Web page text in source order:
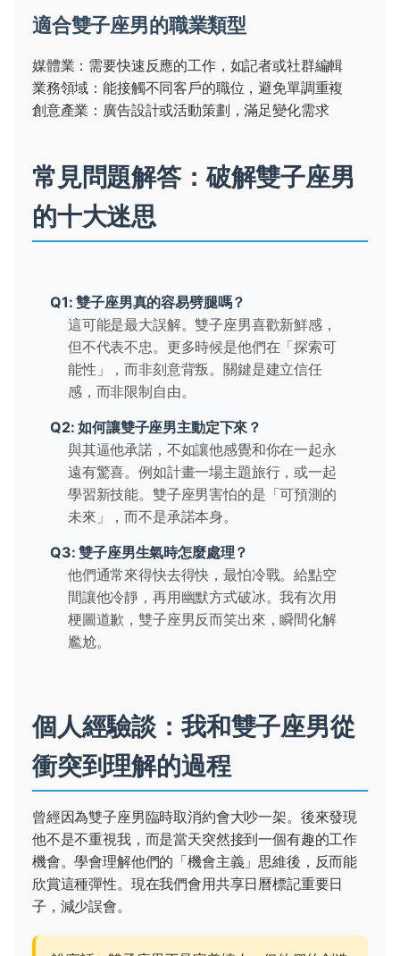
適合雙子座男的職業類型
媒體業：需要快速反應的工作，如記者或社群編輯
業務領域：能接觸不同客戶的職位，避免單調重複
創意產業：廣告設計或活動策劃，滿足變化需求
常見問題解答：破解雙子座男
的十大迷思
Q1: 雙子座男真的容易劈腿嗎？
這可能是最大誤解。雙子座男喜歡新鮮感，
但不代表不忠。更多時候是他們在「探索可
能性」，而非刻意背叛。關鍵是建立信任
感，而非限制自由。
Q2: 如何讓雙子座男主動定下來？
與其逼他承諾，不如讓他感覺和你在一起永
遠有驚喜。例如計畫一場主題旅行，或一起
學習新技能。雙子座男害怕的是「可預測的
未來」，而不是承諾本身。
Q3: 雙子座男生氣時怎麼處理？
他們通常來得快去得快，最怕冷戰。給點空
間讓他冷靜，再用幽默方式破冰。我有次用
梗圖道歉，雙子座男反而笑出來，瞬間化解
尷尬。
個人經驗談：我和雙子座男從
衝突到理解的過程
曾經因為雙子座男臨時取消約會大吵一架。後來發現
他不是不重視我，而是當天突然接到一個有趣的工作
機會。學會理解他們的「機會主義」思維後，反而能
欣賞這種彈性。現在我們會用共享日曆標記重要日
子，減少誤會。